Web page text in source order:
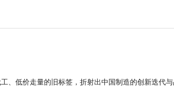
、低价走量的旧标签，折射出中国制造的创新迭代